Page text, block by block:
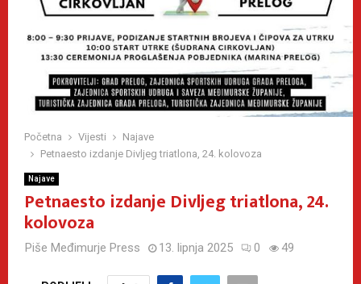
Početna Vijesti
Najave
Petnaesto izdanje Divljeg triatlona, 24. kolovoza
Najave
Petnaesto izdanje Divljeg triatlona, 24.
kolovoza
Piše Međimurje Press 13. lipnja 2025 0 49